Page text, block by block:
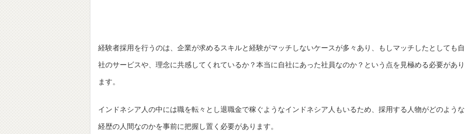
経験者採用を行うのは、企業が求めるスキルと経験がマッチしないケースが多々あり、もしマッチしたとしても自
社のサービスや、理念に共感してくれているか？本当に自社にあった社員なのか？という点を見極める必要があり
ます。
インドネシア人の中には職を転々とし退職金で稼ぐようなインドネシア人もいるため、採用する人物がどのような
経歴の人間なのかを事前に把握し置く必要があります。